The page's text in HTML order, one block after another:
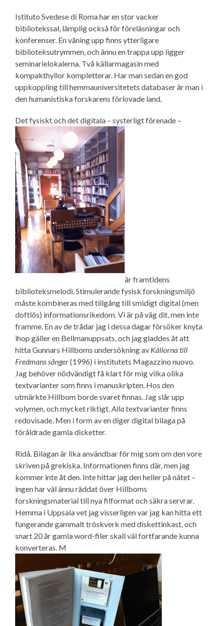
Istituto Svedese di Roma har en stor vacker
bibliotekssal, lämplig också för föreläsningar och
konferenser. En våning upp finns ytterligare
biblioteksutrymmen, och ännu en trappa upp ligger
seminarielokalerna. Två källarmagasin med
kompakthyllor kompletterar. Har man sedan en god
uppkoppling till hemmauniversitetets databaser är man i
den humanistiska forskarens förlovade land.
Det fysiskt och det digitala – systerligt förenade –
är framtidens
biblioteksmelodi. Stimulerande fysisk forskningsmiljö
måste kombineras med tillgång till smidigt digital (men
doftlös) informationsrikedom. Vi är på väg dit, men inte
framme. En av de trådar jag i dessa dagar försöker knyta
ihop gäller en Bellmanuppsats, och jag gladdes åt att
hitta Gunnars Hillboms undersökning av Källorna till
Fredmans sånger(1996) i institutets Magazzino nuovo.
Jag behöver nödvändigt få klart för mig vilka olika
textvarianter som finns i manuskripten. Hos den
utmärkte Hillbom borde svaret finnas. Jag slår upp
volymen, och mycket riktigt.Allatextvarianter finns
redovisade. Men i form av en diger digital bilaga på
föråldrade gamla disketter.
Ridå. Bilagan är lika användbar för mig som om den vore
skriven på grekiska. Informationen finns där, men jag
kommer inte åt den. Inte hittar jag den heller på nätet –
ingen har väl ännu räddat över Hillboms
forskningsmaterial till nya filformat och säkra servrar.
Hemma i Uppsala vet jag visserligen var jag kan hitta ett
fungerande gammalt tröskverk med diskettinkast, och
snart 20 år gamla word-filer skall väl fortfarande kunna
konverteras. M